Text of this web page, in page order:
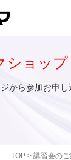
TOP> 講習会のご
ショッ
から参加お申し